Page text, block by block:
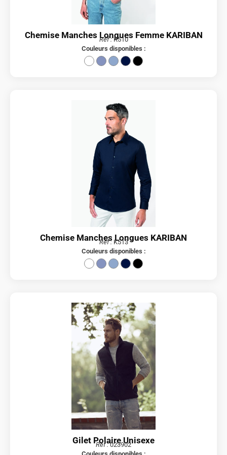
Chemise Manches Longues Femme KARIBAN
Réf :K510
Couleurs disponibles :
Chemise Manches Longues KARIBAN
Réf :K513
Couleurs disponibles :
Gilet Polaire Unisexe
Réf :023902